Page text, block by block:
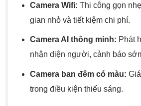
Camera Wifi: Thi công gọn
gian nhỏ và tiết kiệm chi phí.
Camera AI thông minh: Phát
nhận diện người, cảnh báo
Camera ban đêm có màu:
trong điều kiện thiếu sáng.